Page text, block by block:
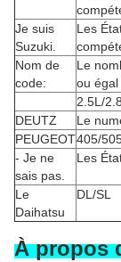
Je suis
Suzuki.
Les
Nom de
code:
Le
ou égal
2.5L/
DEUTZ
Le
PEUGEOT405/
- Je ne
sais pas.
Les
Le
Daihatsu
DL/SL
À propos